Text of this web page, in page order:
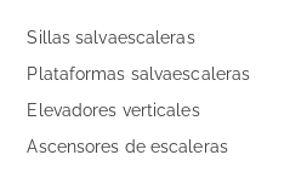
Sillas salvaescaleras
Plataformas salvaescaleras
Elevadores verticales
Ascensores de escaleras